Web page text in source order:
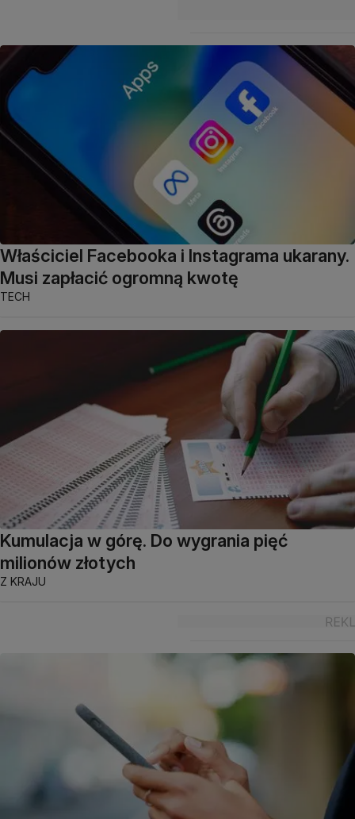
Właściciel Facebooka i Instagrama ukarany.
Musi zapłacić ogromną kwotę
TECH
Kumulacja w górę. Do wygrania pięć
milionów złotych
Z KRAJU